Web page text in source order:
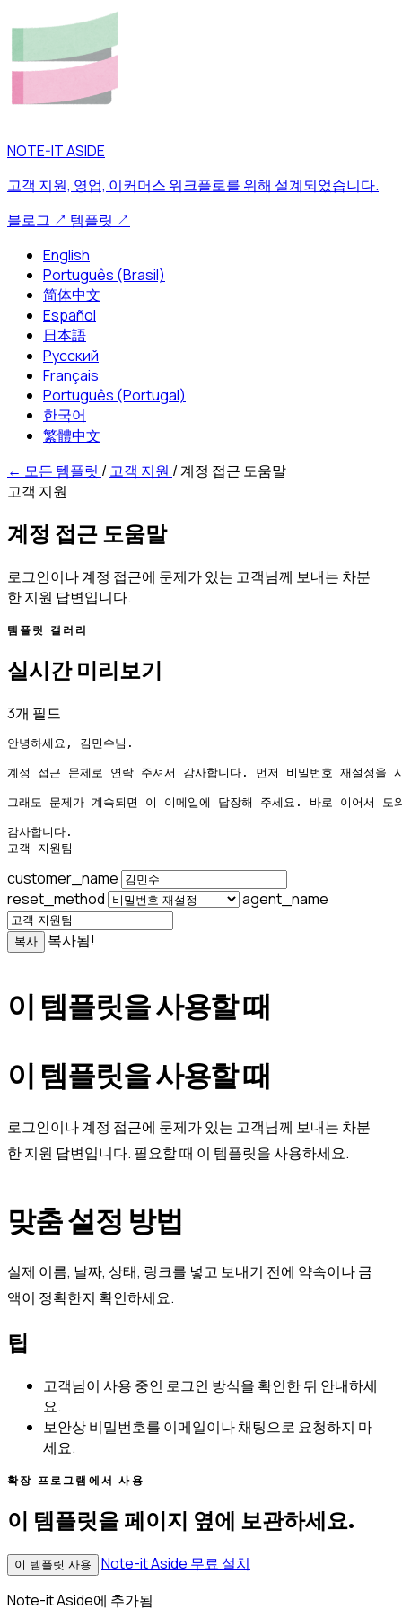
NOTE-IT ASIDE
고객 지원, 영업, 이커머스 워크플로를 위해 설계되었습니다.
블로그 ↗ 템플릿 ↗
English
Português (Brasil)
简体中文
Español
日本語
Русский
Français
Português (Portugal)
한국어
繁體中文
← 모든 템플릿 /고객 지원 /계정 접근 도움말
고객 지원
계정 접근 도움말
로그인이나 계정 접근에 문제가 있는 고객님께 보내는 차분
한 지원 답변입니다.
템플릿 갤러리
실시간 미리보기
3개 필드
안녕하세요, 김민수님.
계정 접근 문제로 연락 주셔서 감사합니다. 먼저 비밀번호 재설정을
그래도 문제가 계속되면 이 이메일에 답장해 주세요. 바로 이어서 도
감사합니다.
고객 지원팀
customer_name
reset_method
agent_name
복사 복사됨!
이 템플릿을 사용할 때
이 템플릿을 사용할 때
로그인이나 계정 접근에 문제가 있는 고객님께 보내는 차분
한 지원 답변입니다. 필요할 때 이 템플릿을 사용하세요.
맞춤 설정 방법
실제 이름, 날짜, 상태, 링크를 넣고 보내기 전에 약속이나 금
액이 정확한지 확인하세요.
팁
고객님이 사용 중인 로그인 방식을 확인한 뒤 안내하세
요.
보안상 비밀번호를 이메일이나 채팅으로 요청하지 마
세요.
확장 프로그램에서 사용
이 템플릿을 페이지 옆에 보관하세요.
이 템플릿 사용
Note-it Aside 무료 설치
Note-it Aside에 추가됨